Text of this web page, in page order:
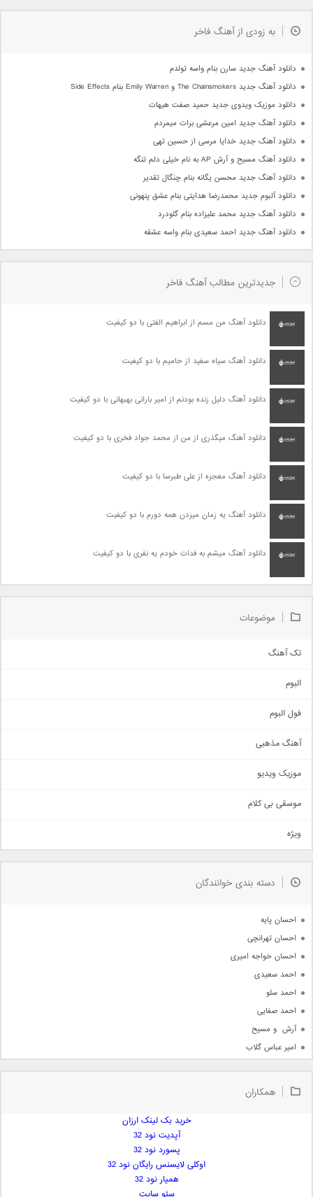
به زودی از آهنگ فاخر
دانلود آهنگ جدید سارن بنام واسه تولدم
دانلود آهنگ جدید The Chainsmokers و Emily Warren بنام Side Effects
دانلود موزیک ویدوی جدید حمید صفت هیهات
دانلود آهنگ جدید امین مرعشی برات میمردم
دانلود آهنگ جدید خدایا مرسی از حسین تهی
دانلود آهنگ مسیح و آرش AP به نام خیلی دلم تنگه
دانلود آهنگ جدید محسن یگانه بنام چنگال تقدیر
دانلود آلبوم جدید محمدرضا هدایتی بنام عشق پنهونی
دانلود آهنگ جدید محمد علیزاده بنام گلودرد
دانلود آهنگ جدید احمد سعیدی بنام واسه عشقه
جدیدترین مطالب آهنگ فاخر
دانلود آهنگ من مسم از ابراهیم الفتی با دو کیفیت
دانلود آهنگ سیاه سفید از حامیم با دو کیفیت
دانلود آهنگ دلیل زنده بودنم از امیر بارانی بهبهانی با دو کیفیت
دانلود آهنگ میگذری از من از محمد جواد فخری با دو کیفیت
دانلود آهنگ معجزه از علی طبرسا با دو کیفیت
دانلود آهنگ یه زمان میزدن همه دورم با دو کیفیت
دانلود آهنگ میشم به فدات خودم یه نفری با دو کیفیت
موضوعات
تک آهنگ
اجتماعی
حماسی
سنتی
اهنگ بندرعباسی
دمو
مذهبی
جدیدترین ها
البوم
فول البوم
آهنگ مذهبی
موزیک ویدیو
موسقی بی کلام
ویژه
دسته بندی خوانندگان
احسان پایه
احسان تهرانچی
احسان خواجه امیری
احمد سعیدی
احمد سلو
احمد صفایی
آرش  و مسیح
امیر عباس گلاب
امیر علی
همکاران
خرید بک لینک ارزان
آپدیت نود 32
پسورد نود 32
اوکلی لایسنس رایگان نود 32
همیار نود 32